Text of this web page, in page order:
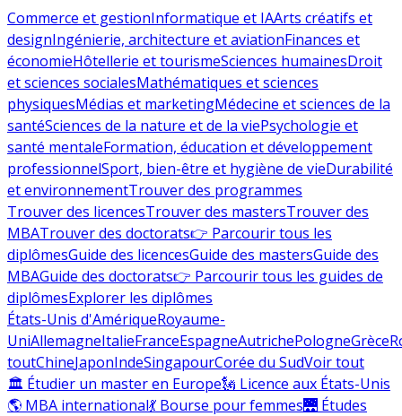
Commerce et gestionInformatique et IAArts créatifs et
designIngénierie, architecture et aviationFinances et
économieHôtellerie et tourismeSciences humainesDroit
et sciences socialesMathématiques et sciences
physiquesMédias et marketingMédecine et sciences de la
santéSciences de la nature et de la viePsychologie et
santé mentaleFormation, éducation et développement
professionnelSport, bien-être et hygiène de vieDurabilité
et environnementTrouver des programmes
Trouver des licencesTrouver des mastersTrouver des
MBATrouver des doctorats👉 Parcourir tous les
diplômesGuide des licencesGuide des mastersGuide des
MBAGuide des doctorats👉 Parcourir tous les guides de
diplômesExplorer les diplômes
États-Unis d'AmériqueRoyaume-
UniAllemagneItalieFranceEspagneAutrichePologneGrèce
toutChineJaponIndeSingapourCorée du SudVoir tout
🏛 Étudier un master en Europe🗽 Licence aux États-Unis
🌎 MBA international💃 Bourse pour femmes🌉 Études